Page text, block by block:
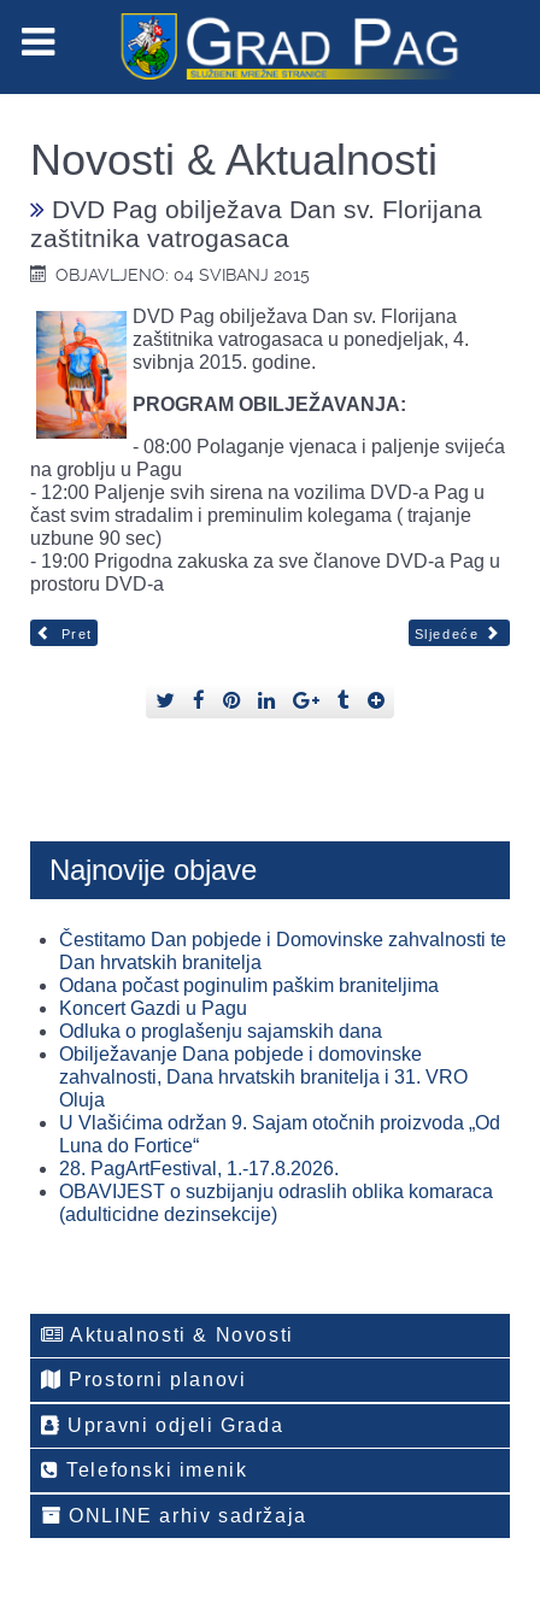
Novosti & Aktualnosti
DVD Pag obilježava Dan sv. Florijana
zaštitnika vatrogasaca
OBJAVLJENO: 04 SVIBANJ 2015
DVD Pag obilježava Dan sv. Florijana
zaštitnika vatrogasaca u ponedjeljak, 4.
svibnja 2015. godine.
PROGRAM OBILJEŽAVANJA:
- 08:00 Polaganje vjenaca i paljenje svijeća
na groblju u Pagu
- 12:00 Paljenje svih sirena na vozilima DVD-a Pag u
čast svim stradalim i preminulim kolegama ( trajanje
uzbune 90 sec)
- 19:00 Prigodna zakuska za sve članove DVD-a Pag u
prostoru DVD-a
Pret Sljedeće
Najnovije objave
Čestitamo Dan pobjede i Domovinske zahvalnosti te
Dan hrvatskih branitelja
Odana počast poginulim paškim braniteljima
Koncert Gazdi u Pagu
Odluka o proglašenju sajamskih dana
Obilježavanje Dana pobjede i domovinske
zahvalnosti, Dana hrvatskih branitelja i 31. VRO
Oluja
U Vlašićima održan 9. Sajam otočnih proizvoda „Od
Luna do Fortice“
28. PagArtFestival, 1.-17.8.2026.
OBAVIJEST o suzbijanju odraslih oblika komaraca
(adulticidne dezinsekcije)
Aktualnosti & Novosti
Prostorni planovi
Upravni odjeli Grada
Telefonski imenik
ONLINE arhiv sadržaja